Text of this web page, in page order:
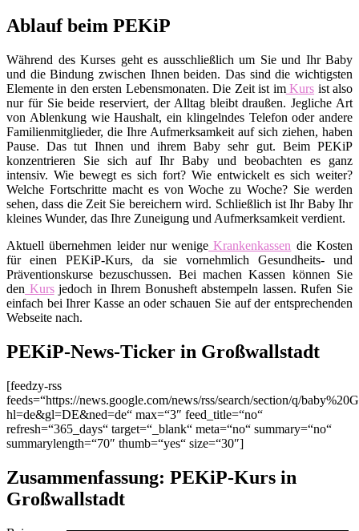
Ablauf beim PEKiP
Während des Kurses geht es ausschließlich um Sie und Ihr Baby
und die Bindung zwischen Ihnen beiden. Das sind die wichtigsten
Elemente in den ersten Lebensmonaten. Die Zeit ist imKurs ist also
nur für Sie beide reserviert, der Alltag bleibt draußen. Jegliche Art
von Ablenkung wie Haushalt, ein klingelndes Telefon oder andere
Familienmitglieder, die Ihre Aufmerksamkeit auf sich ziehen, haben
Pause. Das tut Ihnen und ihrem Baby sehr gut. Beim PEKiP
konzentrieren Sie sich auf Ihr Baby und beobachten es ganz
intensiv. Wie bewegt es sich fort? Wie entwickelt es sich weiter?
Welche Fortschritte macht es von Woche zu Woche? Sie werden
sehen, dass die Zeit Sie bereichern wird. Schließlich ist Ihr Baby Ihr
kleines Wunder, das Ihre Zuneigung und Aufmerksamkeit verdient.
Aktuell übernehmen leider nur wenige Krankenkassen die Kosten
für einen PEKiP-Kurs, da sie vornehmlich Gesundheits- und
Präventionskurse bezuschussen. Bei machen Kassen können Sie
den Kursjedoch in Ihrem Bonusheft abstempeln lassen. Rufen Sie
einfach bei Ihrer Kasse an oder schauen Sie auf der entsprechenden
Webseite nach.
PEKiP-News-Ticker in Großwallstadt
[feedzy-rss
feeds=“https://news.google.com/news/rss/search/section/q/
hl=de&gl=DE&ned=de“ max=“3″ feed_title=“no“
refresh=“365_days“ target=“_blank“ meta=“no“ summary=“no“
summarylength=“70″ thumb=“yes“ size=“30″]
Zusammenfassung: PEKiP-Kurs in
Großwallstadt